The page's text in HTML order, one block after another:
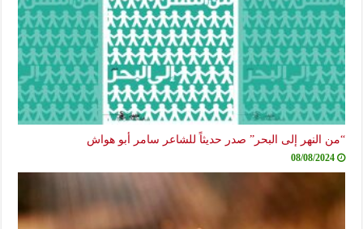
“من النهر إلى البحر” صدر حديثاً للشاعر سامر أبو هواش
08/08/2024